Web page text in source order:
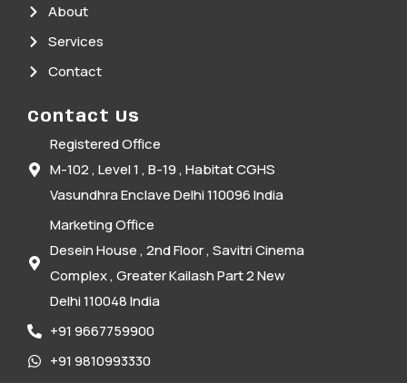
About
Services
Contact
Contact Us
Registered Office
M-102 , Level 1 , B-19 , Habitat CGHS
Vasundhra Enclave Delhi 110096 India
Marketing Office
Desein House , 2nd Floor , Savitri Cinema
Complex , Greater Kailash Part 2 New
Delhi 110048 India
+91 9667759900
+91 9810993330